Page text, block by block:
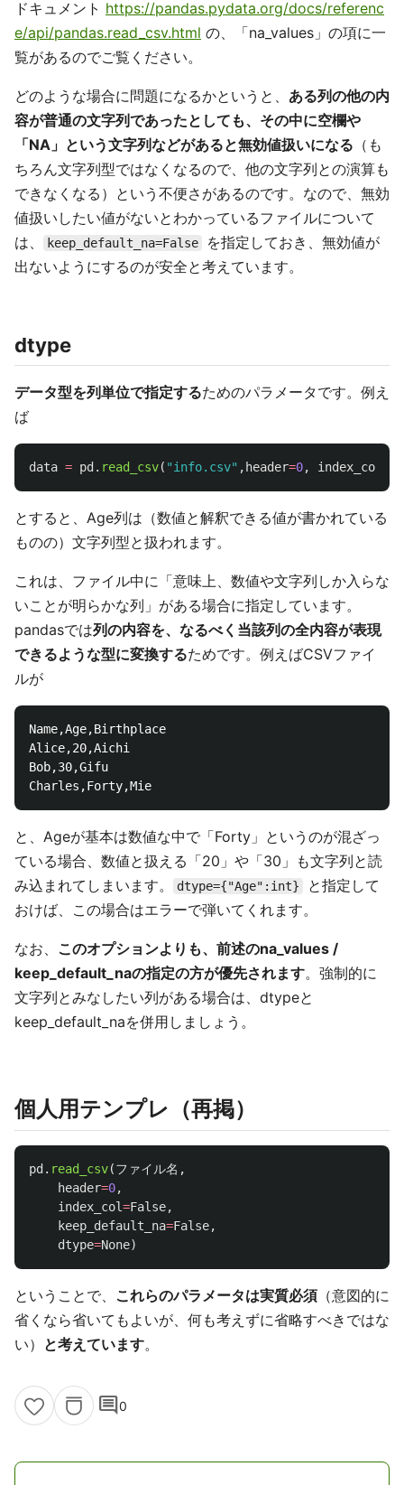
ドキュメント https://pandas.pydata.org/docs/referenc
e/api/pandas.read_csv.html の、「na_values」の項に一
覧があるのでご覧ください。
どのような場合に問題になるかというと、 ある列の他の内
容が普通の文字列であったとしても、その中に空欄や
「NA」という文字列などがあると無効値扱いになる （も
ちろん文字列型ではなくなるので、他の文字列との演算も
できなくなる）という不便さがあるのです。なので、無効
値扱いしたい値がないとわかっているファイルについて
は、
keep_default_na=False
を指定しておき、無効値が
出ないようにするのが安全と考えています。
dtype
データ型を列単位で指定するためのパラメータです。例え
ば
data = pd . read_csv( "info.csv" , header=0, index_col
とすると、Age列は（数値と解釈できる値が書かれている
ものの）文字列型と扱われます。
これは、ファイル中に「意味上、数値や文字列しか入らな
いことが明らかな列」がある場合に指定しています。
pandasでは列の内容を、なるべく当該列の全内容が表現
できるような型に変換するためです。例えばCSVファイ
ルが
Name,Age,Birthplace
Alice,20,Aichi
Bob,30,Gifu
と、Ageが基本は数値な中で「Forty」というのが混ざっ
ている場合、数値と扱える「20」や「30」も文字列と読
み込まれてしまいます。
dtype={"Age":int}
と指定して
おけば、この場合はエラーで弾いてくれます。
なお、 このオプションよりも、前述のna_values /
keep_default_naの指定の方が優先されます。強制的に
文字列とみなしたい列がある場合は、dtypeと
keep_default_naを併用しましょう。
個人用テンプレ（再掲）
pd . read_csv(ファイル名 ,
header=0,
index_col=False,
keep_default_na=False,
dtype=None)
ということで、 これらのパラメータは実質必須 （意図的に
省くなら省いてもよいが、何も考えずに省略すべきではな
い） と考えています。
comment0